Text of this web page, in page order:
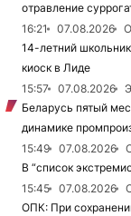
отравление
16:21
07.08.2026
14-летний
киоск в Лиде
15:57
07.08.2026
Беларусь пятый
динамике
15:49
07.08.2026
В “список
15:45
07.08.2026
ОПК: При